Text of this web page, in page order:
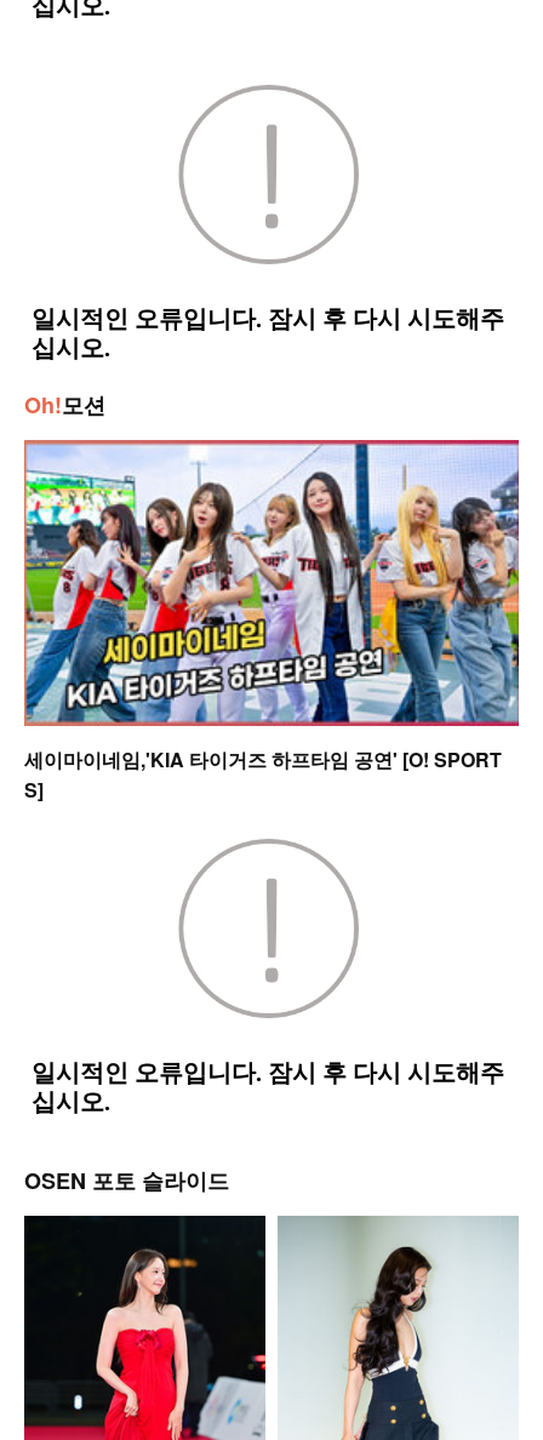
Oh!모션
세이마이네임,'KIA 타이거즈 하프타임 공연' [O! SPORT
S]
OSEN 포토 슬라이드